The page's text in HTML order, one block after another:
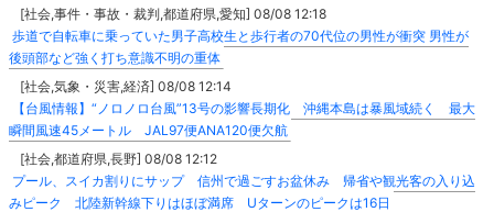
[社会,事件・事故・裁判,都道府県,愛知] 08/08 12:18
歩道で自転車に乗っていた男子高校生と歩行者の70代位の男性が衝突 男性が
後頭部など強く打ち意識不明の重体
[社会,気象・災害,経済] 08/08 12:14
【台風情報】“ノロノロ台風”13号の影響長期化 沖縄本島は暴風域続く 最大
瞬間風速45メートル JAL97便ANA120便欠航
[社会,都道府県,長野] 08/08 12:12
プール、スイカ割りにサップ 信州で過ごすお盆休み 帰省や観光客の入り込
みピーク 北陸新幹線下りはほぼ満席 Uターンのピークは16日